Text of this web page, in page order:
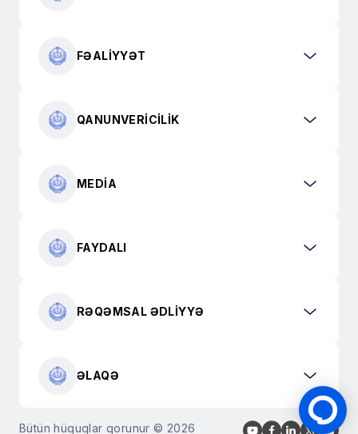
FƏALIYYƏT
QANUNVERICILIK
MEDIA
FAYDALI
RƏQƏMSAL ƏDLIYYƏ
ƏLAQƏ
Bütün hüquqlar qorunur © 2026